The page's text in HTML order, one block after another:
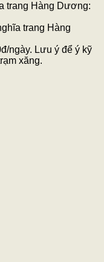
trang Hàng Dương:
trang Hàng
ngày. Lưu ý để ý kỹ
xăng.